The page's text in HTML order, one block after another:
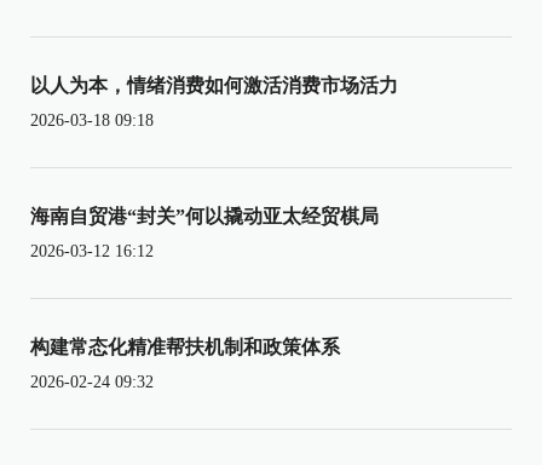
以人为本，情绪消费如何激活消费市场活力
2026-03-18 09:18
海南自贸港“封关”何以撬动亚太经贸棋局
2026-03-12 16:12
构建常态化精准帮扶机制和政策体系
2026-02-24 09:32